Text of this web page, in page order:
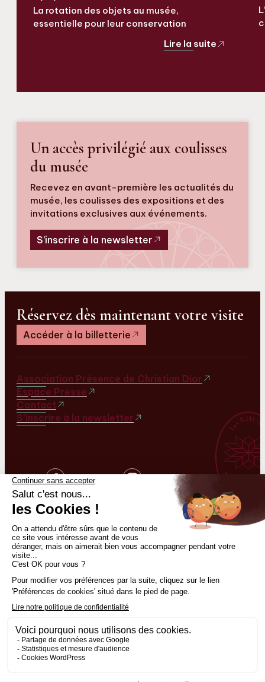
La rotation des objets au musée,
essentielle pour leur conservation
Lire la suite
Un accès privilégié aux coulisses
du musée
Recevez en avant-première les actualités du
musée, les coulisses des expositions et des
invitations exclusives aux événements.
S’inscrire à la newsletter
Réservez dès maintenant votre visite
Accéder à la billetterie
Association Présence de Christian Dior
Espace Presse
Contact
S’inscrire à la newsletter
Facebook
Mentions légales
Politique de confidentialité
Gestion des cookies
Plan du site
Accessibilité